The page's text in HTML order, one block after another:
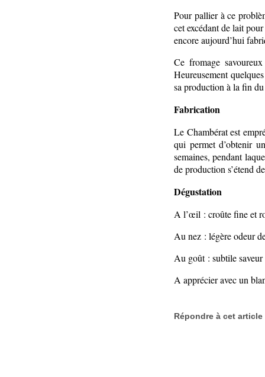
Pour pallier à ce
cet excédant de lait
encore aujourd’hui
Ce fromage
Heureusement
sa production à la fin
Fabrication
Le Chambérat est
qui permet d’obtenir
semaines, pendant
de production s’étend
Dégustation
A l’œil : croûte fine et
Au nez : légère odeur
Au goût : subtile saveur
A apprécier avec un
Répondre à cet article